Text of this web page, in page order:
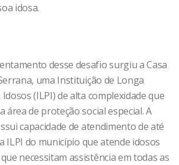
idosa.
desse desafio surgiu a Casa
uma Instituição de Longa
(ILPI) de alta complexidade que
área de proteção social especial. A
capacidade de atendimento de até
ILPI do município que atende idosos
necessitam assistência em todas as